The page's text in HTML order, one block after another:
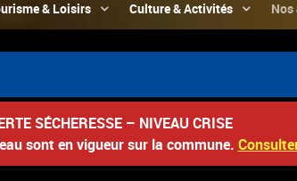
& Loisirs Culture & Activités
SÉCHERESSE – NIVEAU CRISE
sont en vigueur sur la commune.